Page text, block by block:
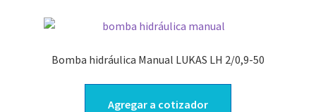
Bomba hidráulica Manual LUKAS LH 2/0,9-50
Agregar a cotizador